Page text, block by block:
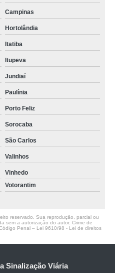
Campinas
Hortolândia
Itatiba
Itupeva
Jundiaí
Paulínia
Porto Feliz
Sorocaba
São Carlos
Valinhos
Vinhedo
Votorantim
reservado. Sua reprodução, parcial ou
sem a autorização do autor. Crime de
Penal – Lei 9610/98 - Lei de direitos
Sinalização Viária